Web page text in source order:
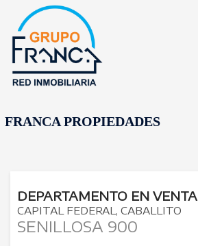
FRANCA PROPIEDADES
DEPARTAMENTO EN VENTA
CAPITAL FEDERAL CABALLITO
SENILLOSA 900